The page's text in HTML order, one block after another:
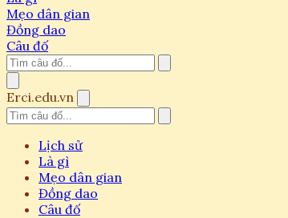
Mẹo dân gian
Đồng dao
Câu đố
Erci.edu.vn
Lịch sử
Là gì
Mẹo dân gian
Đồng dao
Câu đố